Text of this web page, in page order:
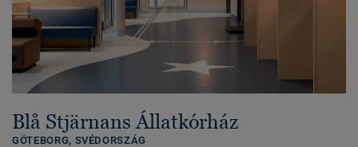
Blå Stjärnans Állatkórház
GÖTEBORG, SVÉDORSZÁG